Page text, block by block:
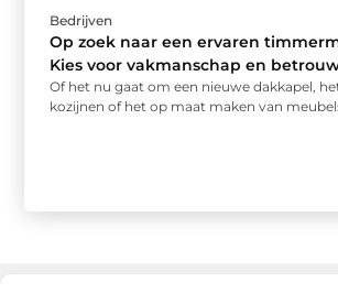
Bedrijven
Op zoek naar een ervaren
Kies voor vakmanschap en
Of het nu gaat om een nieuwe dakkapel,
kozijnen of het op maat maken van